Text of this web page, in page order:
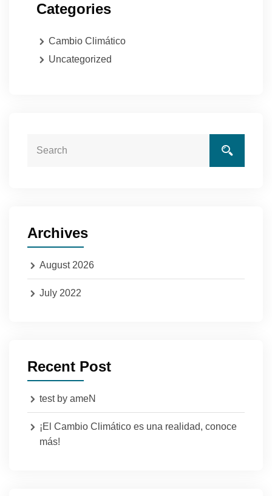
Categories
Cambio Climático
Uncategorized
Archives
August 2026
July 2022
Recent Post
test by ameN
¡El Cambio Climático es una realidad, conoce
más!